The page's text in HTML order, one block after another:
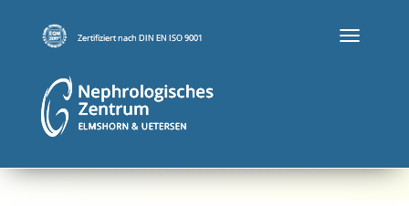
A
Miranda Rizhamadze